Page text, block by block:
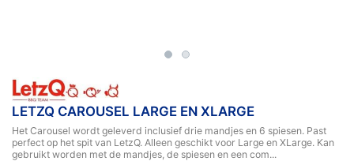
LETZQ CAROUSEL LARGE EN XLARGE
Het Carousel wordt geleverd inclusief drie mandjes en 6 spiesen. Past
perfect op het spit van LetzQ. Alleen geschikt voor Large en XLarge. Kan
gebruikt worden met de mandjes, de spiesen en een com...